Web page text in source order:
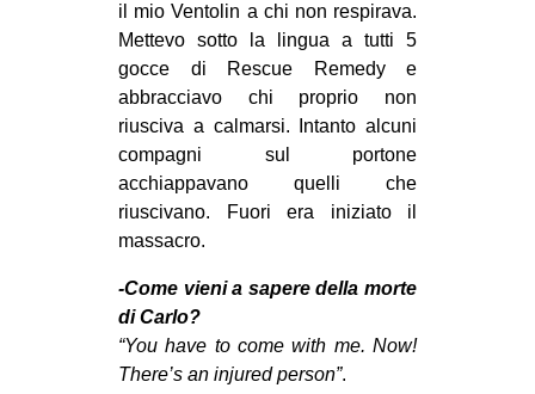
il mio Ventolin a chi non respirava.
Mettevo sotto la lingua a tutti 5
gocce di Rescue Remedy e
abbracciavo chi proprio non
riusciva a calmarsi. Intanto alcuni
compagni sul portone
acchiappavano quelli che
riuscivano. Fuori era iniziato il
massacro.
-Come vieni a sapere della morte
di Carlo?
“You have to come with me. Now!
There’s an injured person”.